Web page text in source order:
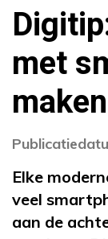
met
maken
Elke
veel
aan de